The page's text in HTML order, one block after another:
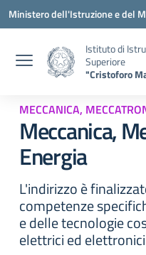
Vai ai contenuti
Vai al menu di navigazione
Vai al footer
Ministero dell'Istruzione e del
Istituto di
Superiore
"Cristoforo
MECCANICA,
Meccanica,
Energia
L'indirizzo è
competenze
e delle tecnologie
elettrici ed